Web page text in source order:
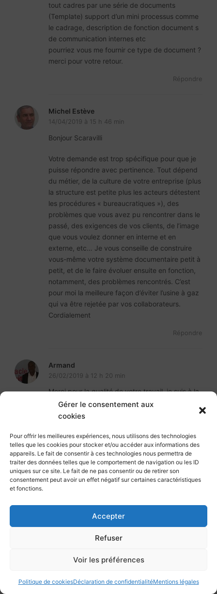
Gérer le consentement aux
cookies
Pour offrir les meilleures expériences, nous utilisons des technologies
telles que les cookies pour stocker et/ou accéder aux informations des
appareils. Le fait de consentir à ces technologies nous permettra de
traiter des données telles que le comportement de navigation ou les ID
uniques sur ce site. Le fait de ne pas consentir ou de retirer son
consentement peut avoir un effet négatif sur certaines caractéristiques
et fonctions.
Accepter
Refuser
Voir les préférences
Politique de cookiesDéclaration de confidentialitéMentions légales
tout cadres par une série de documents
(Template) support d’un mini processus comme
le cadrage, description de fonction document s
de communication internes etc
pourriez vous me fournir ce type de document ?
merci pour votre retour.
Répondre
Michel Estève
14/04/2019 à 15 h 46 min
Bonjour Scaravilli
Votre demande est trop spécifique pour que je
puisse répondre avec pertinence. Tout dépend
du métier, de la culture de votre entreprise (plus
la structure est petite plus les acteurs détestent
les procédures « bureaucratiques »), des
problèmes que vous avez pu rencontrer dans le
passé, des exigences de vos clients, de l’image
que vous voulez donner en interne et en
externe, etc… Je vous conseille de construire
vous-même votre système documentaire petit à
petit, et de le faire évoluer ensuite en fonction,
notamment, des problèmes rencontrés. C’est
pour moi la meilleure façon d’éviter l’usine à gaz
qui va être rejetée par vos collaborateurs.
Cordialement
Répondre
Armand
26/02/2019 à 12 h 20 min
Merci pour la qualité de votre travail. je suis à la
recherche des documents de gestion de projet .
Voici mon adresse mail :
Répondre
louvouezo
23/01/2019 à 14 h 30 min
disposition les fiches de suivi évaluation d’un
07/12/2018 à 16 h 21 min